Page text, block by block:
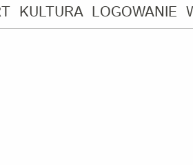
KULTURA LOGOWANIE